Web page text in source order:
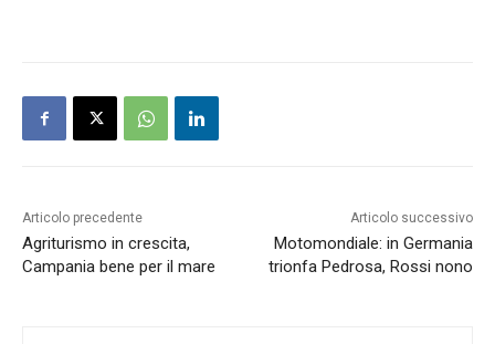
Articolo precedente
Agriturismo in crescita,
Campania bene per il mare
Articolo successivo
Motomondiale: in Germania
trionfa Pedrosa, Rossi nono